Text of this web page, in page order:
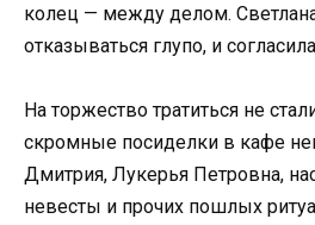
колец — между делом.
отказываться глупо, и
На торжество тратиться не
скромные посиделки в кафе
Дмитрия, Лукерья Петровна,
невесты и прочих пошлых